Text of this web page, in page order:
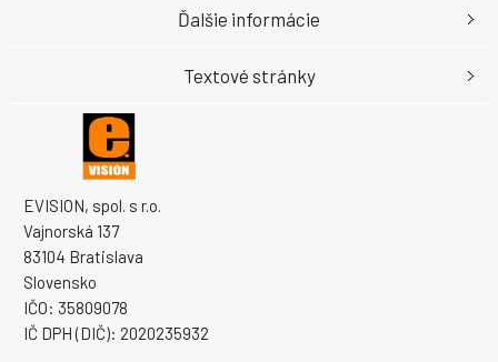
EVISION, spol. s r.o.
Vajnorská 137
83104 Bratislava
Slovensko
IČO: 35809078
IČ DPH (DIČ): 2020235932
Ďalšie informácie
Textové stránky